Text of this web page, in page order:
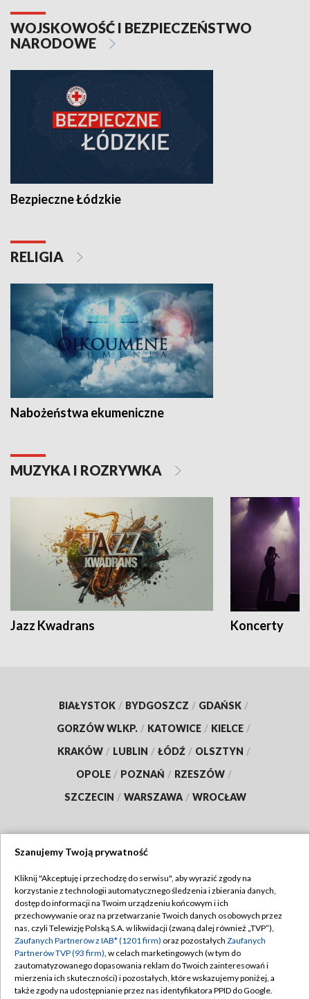
WOJSKOWOŚĆ I BEZPIECZEŃSTWO
NARODOWE
Bezpieczne Łódzkie
RELIGIA
Nabożeństwa ekumeniczne
MUZYKA I ROZRYWKA
Jazz Kwadrans Koncerty
BIAŁYSTOK / BYDGOSZCZ / GDAŃSK /
GORZÓW WLKP. / KATOWICE / KIELCE /
KRAKÓW / LUBLIN / ŁÓDŹ / OLSZTYN /
OPOLE / POZNAŃ / RZESZÓW /
SZCZECIN / WARSZAWA / WROCŁAW
TVP
Abonament TVP
Emisja w TVP
Centrum informacji TVP
Naziemna Telewizja Cyfrowa
Regulamin TVP
Polityka prywatności
Moje zgody
Pomoc
Szanujemy Twoją prywatność
Kliknij "Akceptuję i przechodzę do serwisu", aby wyrazić zgody na
korzystanie z technologii automatycznego śledzenia i zbierania danych,
dostęp do informacji na Twoim urządzeniu końcowym i ich
przechowywanie oraz na przetwarzanie Twoich danych osobowych przez
nas, czyli Telewizję Polską S.A. w likwidacji (zwaną dalej również „TVP”),
Zaufanych Partnerów z IAB* (1201 firm) oraz pozostałych Zaufanych
Partnerów TVP (93 firm), w celach marketingowych (w tym do
zautomatyzowanego dopasowania reklam do Twoich zainteresowań i
mierzenia ich skuteczności) i pozostałych, które wskazujemy poniżej, a
także zgody na udostępnianie przez nas identyfikatora PPID do Google.